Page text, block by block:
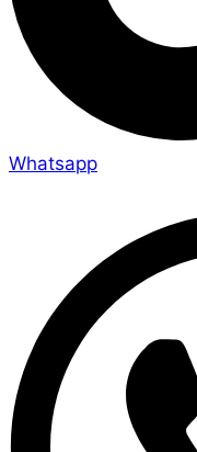
Whatsapp